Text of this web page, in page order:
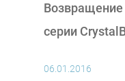
серии
06.01.2016